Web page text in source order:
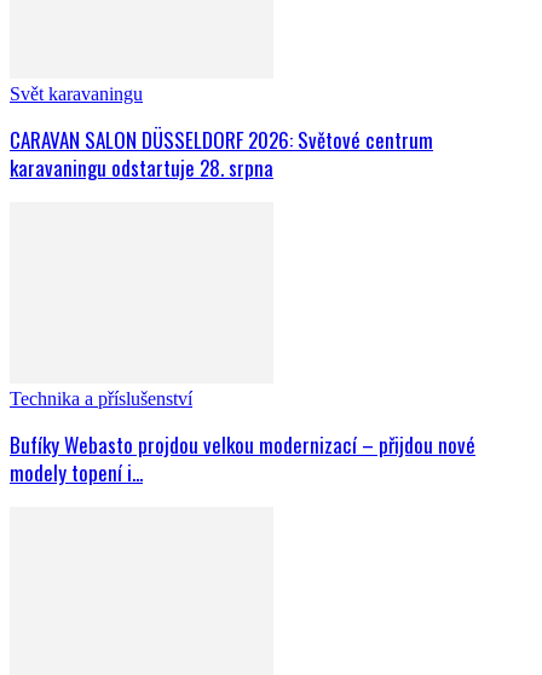
Svět karavaningu
CARAVAN SALON DÜSSELDORF 2026: Světové centrum
karavaningu odstartuje 28. srpna
Technika a příslušenství
Bufíky Webasto projdou velkou modernizací – přijdou nové
modely topení i...